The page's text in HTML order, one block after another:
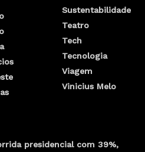
Sustentabilidade
Teatro
Tech
Tecnologia
Viagem
Vinicius Melo
presidencial com 39%,